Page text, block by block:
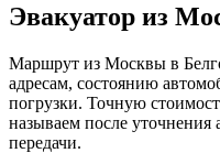
Эвакуатор из
Маршрут из Москвы в
адресам, состоянию
погрузки. Точную
называем после уточнения
передачи.